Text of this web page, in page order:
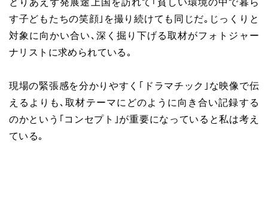
す子どもたちの笑顔｣を撮り続けても同じだ｡じっくりと
対象に向かい合い､深く掘り下げる取材がフォトジャー
ナリストに求められている｡
現場の緊張感を分かりやすく｢ドラマチック｣な映像で伝
えるよりも､取材テーマにどのように向き合い記録する
のかという｢コンセプト｣が重要になっていると私は考え
ている｡